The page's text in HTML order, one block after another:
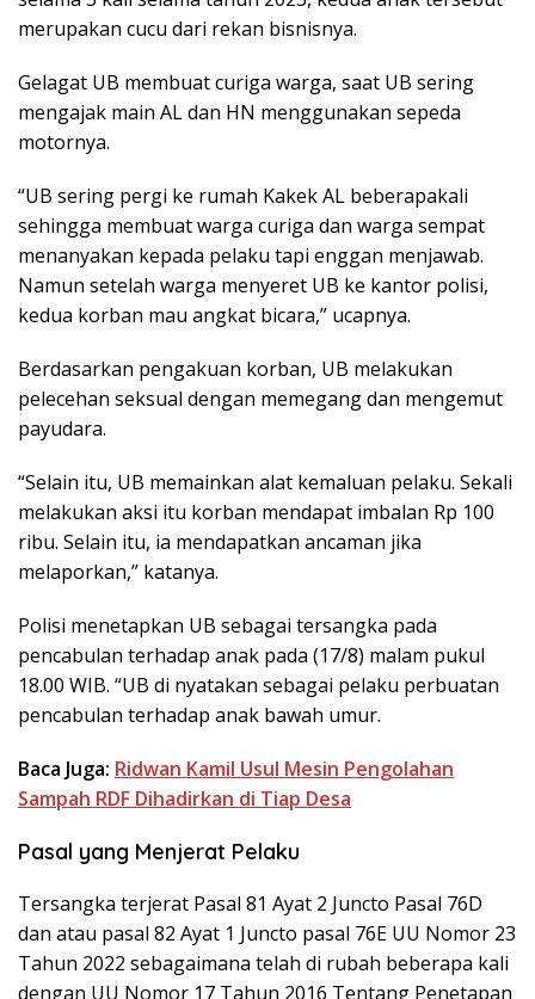
merupakan cucu dari rekan bisnisnya.
Gelagat UB membuat curiga warga, saat UB sering
mengajak main AL dan HN menggunakan sepeda
motornya.
“UB sering pergi ke rumah Kakek AL beberapakali
sehingga membuat warga curiga dan warga sempat
menanyakan kepada pelaku tapi enggan menjawab.
Namun setelah warga menyeret UB ke kantor polisi,
kedua korban mau angkat bicara,” ucapnya.
Berdasarkan pengakuan korban, UB melakukan
pelecehan seksual dengan memegang dan mengemut
payudara.
“Selain itu, UB memainkan alat kemaluan pelaku. Sekali
melakukan aksi itu korban mendapat imbalan Rp 100
ribu. Selain itu, ia mendapatkan ancaman jika
melaporkan,” katanya.
Polisi menetapkan UB sebagai tersangka pada
pencabulan terhadap anak pada (17/8) malam pukul
18.00 WIB. “UB di nyatakan sebagai pelaku perbuatan
pencabulan terhadap anak bawah umur.
Baca Juga: Ridwan Kamil Usul Mesin Pengolahan
Sampah RDF Dihadirkan di Tiap Desa
Pasal yang Menjerat Pelaku
Tersangka terjerat Pasal 81 Ayat 2 Juncto Pasal 76D
dan atau pasal 82 Ayat 1 Juncto pasal 76E UU Nomor 23
Tahun 2022 sebagaimana telah di rubah beberapa kali
dengan UU Nomor 17 Tahun 2016 Tentang Penetapan